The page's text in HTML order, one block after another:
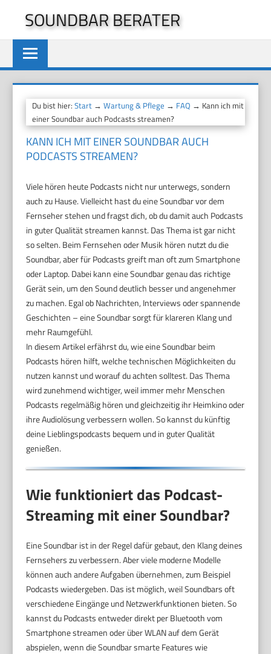
springen
SOUNDBAR BERATER
Du bist hier:Start →Wartung & Pflege → FAQ → Kann ich mit
einer Soundbar auch Podcasts streamen?
KANN ICH MIT EINER SOUNDBAR AUCH
PODCASTS STREAMEN?
Viele hören heute Podcasts nicht nur unterwegs, sondern
auch zu Hause. Vielleicht hast du eine Soundbar vor dem
Fernseher stehen und fragst dich, ob du damit auch Podcasts
in guter Qualität streamen kannst. Das Thema ist gar nicht
so selten. Beim Fernsehen oder Musik hören nutzt du die
Soundbar, aber für Podcasts greift man oft zum Smartphone
oder Laptop. Dabei kann eine Soundbar genau das richtige
Gerät sein, um den Sound deutlich besser und angenehmer
zu machen. Egal ob Nachrichten, Interviews oder spannende
Geschichten – eine Soundbar sorgt für klareren Klang und
mehr Raumgefühl.
In diesem Artikel erfährst du, wie eine Soundbar beim
Podcasts hören hilft, welche technischen Möglichkeiten du
nutzen kannst und worauf du achten solltest. Das Thema
wird zunehmend wichtiger, weil immer mehr Menschen
Podcasts regelmäßig hören und gleichzeitig ihr Heimkino oder
ihre Audiolösung verbessern wollen. So kannst du künftig
deine Lieblingspodcasts bequem und in guter Qualität
genießen.
Wie funktioniert das Podcast-
Streaming mit einer Soundbar?
Eine Soundbar ist in der Regel dafür gebaut, den Klang deines
Fernsehers zu verbessern. Aber viele moderne Modelle
können auch andere Aufgaben übernehmen, zum Beispiel
Podcasts wiedergeben. Das ist möglich, weil Soundbars oft
verschiedene Eingänge und Netzwerkfunktionen bieten. So
kannst du Podcasts entweder direkt per Bluetooth vom
Smartphone streamen oder über WLAN auf dem Gerät
abspielen, wenn die Soundbar smarte Features wie